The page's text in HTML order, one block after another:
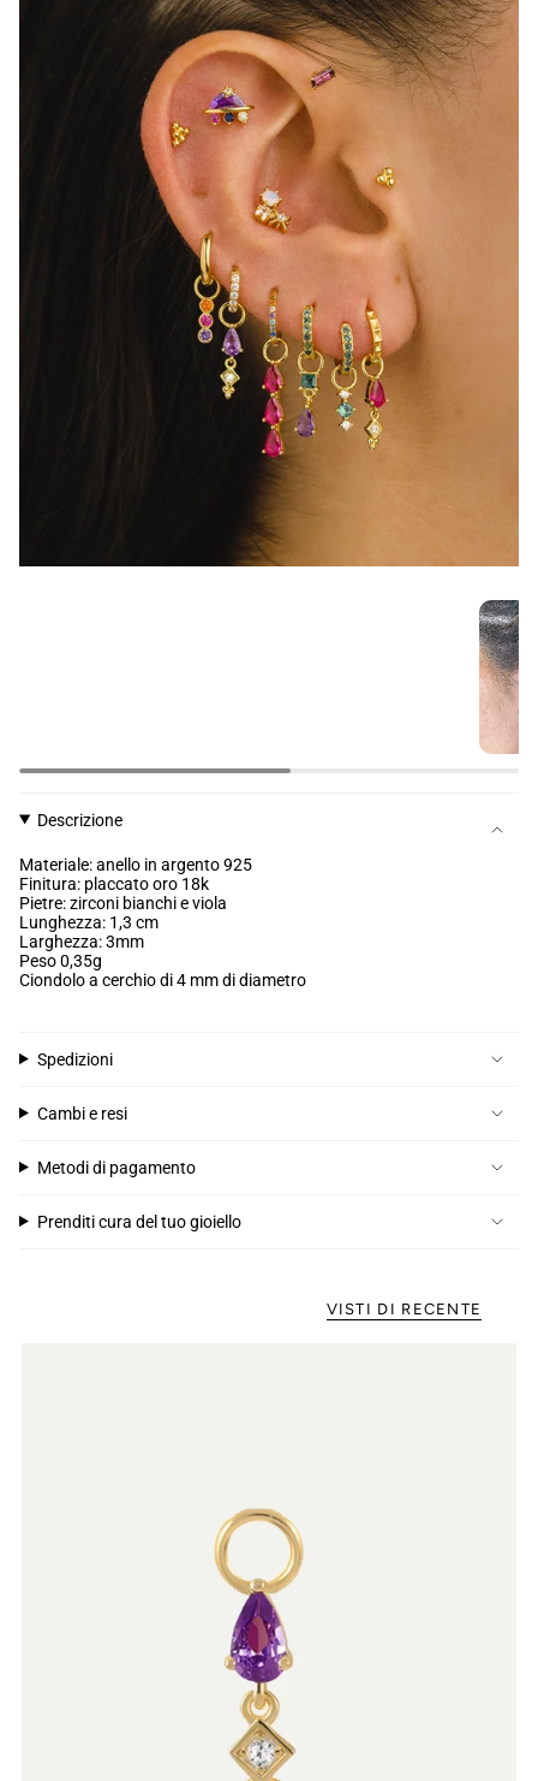
Descrizione
Materiale: anello in argento 925
Finitura: placcato oro 18k
Pietre: zirconi bianchi e viola
Lunghezza: 1,3 cm
Larghezza: 3mm
Peso 0,35g
Ciondolo a cerchio di 4 mm di diametro
Spedizioni
Cambi e resi
Metodi di pagamento
Prenditi cura del tuo gioiello
VISTI DI RECENTE